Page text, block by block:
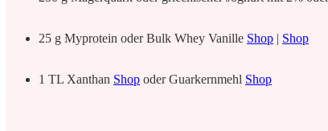
25 g Myprotein oder Bulk Whey Vanille Shop | Shop
1 TL Xanthan Shop oder Guarkernmehl Shop